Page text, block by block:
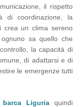
il rispetto
di coordinazione, la
crea un clima sereno
sa quello che
la capacità di
di adattarsi e di
le emergenze tutti
Liguriaquindi